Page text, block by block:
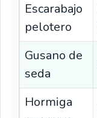
Escarabajo
pelotero
Gusano de
seda
Hormiga